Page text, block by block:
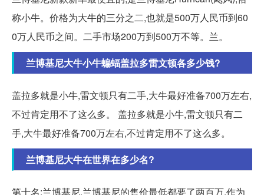
称小牛。价格为大牛的三分之二,也就是500万人民币到60
0万人民币之间。二手市场200万到500万不等。兰。
兰博基尼大牛小牛蝙蝠盖拉多雷文顿各多少钱?
盖拉多就是小牛,雷文顿只有二手,大牛最好准备700万左右,
不过肯定用不了这么多。 盖拉多就是小牛,雷文顿只有二
手,大牛最好准备700万左右,不过肯定用不了这么多。
兰博基尼大牛在世界在多少名?
第十名:兰博基尼,兰博基尼的售价最低都要了两百万,作为